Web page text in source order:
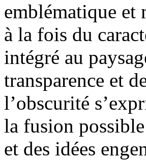
emblématique et
à la fois du
intégré au
transparence et
l’obscurité
la fusion
et des idées